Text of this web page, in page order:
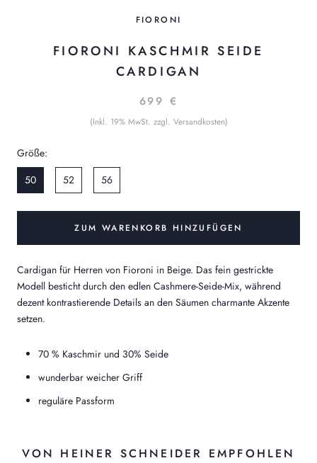
FIORONI
FIORONI KASCHMIR SEIDE
CARDIGAN
699 €
(Inkl. 19% MwSt. zzgl. Versandkosten)
Größe:
50
52 56
ZUM WARENKORB HINZUFÜGEN
Cardigan für Herren von Fioroni in Beige. Das fein gestrickte
Modell besticht durch den edlen Cashmere-Seide-Mix, während
dezent kontrastierende Details an den Säumen charmante Akzente
setzen.
70 % Kaschmir und 30% Seide
wunderbar weicher Griff
reguläre Passform
VON HEINER SCHNEIDER EMPFOHLEN